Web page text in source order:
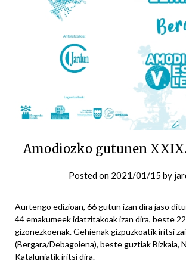
Amodiozko gutunen
Posted on 2021/01/15 by
Aurtengo edizioan, 66 gutun izan dira jaso
44 emakumeek idatzitakoak izan dira, beste
gizonezkoenak. Gehienak gizpuzkoatik iritsi
(Bergara/Debagoiena), beste guztiak Bizkaia,
Kataluniatik iritsi dira.